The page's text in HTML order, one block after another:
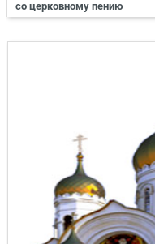
со церковному пению